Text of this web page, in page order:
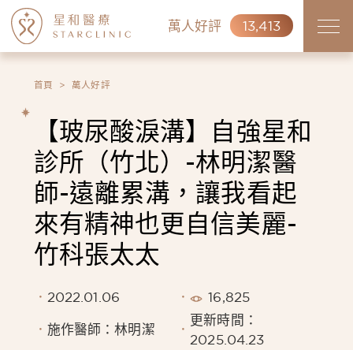
萬人好評 13,413
首頁 萬人好評
【玻尿酸淚溝】自強星和
診所（竹北）-林明潔醫
師-遠離累溝，讓我看起
來有精神也更自信美麗-
竹科張太太
2022.01.06 16,825
施作醫師：林明潔
更新時間：
2025.04.23